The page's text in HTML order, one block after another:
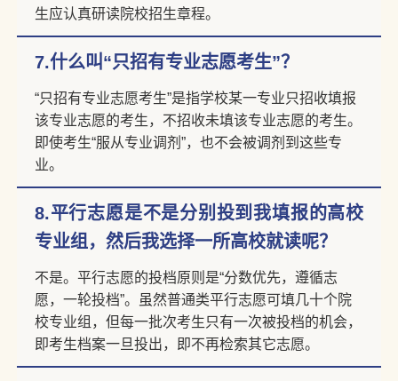
生应认真研读院校招生章程。
7.什么叫“只招有专业志愿考生”？
“只招有专业志愿考生”是指学校某一专业只招收填报
该专业志愿的考生，不招收未填该专业志愿的考生。
即使考生“服从专业调剂”，也不会被调剂到这些专
业。
8.平行志愿是不是分别投到我填报的高校
专业组，然后我选择一所高校就读呢？
不是。平行志愿的投档原则是“分数优先，遵循志
愿，一轮投档”。虽然普通类平行志愿可填几十个院
校专业组，但每一批次考生只有一次被投档的机会，
即考生档案一旦投出，即不再检索其它志愿。